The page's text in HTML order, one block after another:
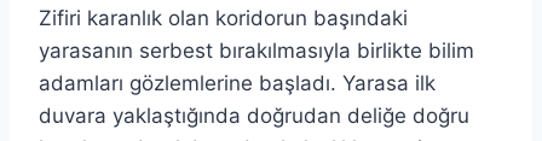
Zifiri karanlık olan koridorun başındaki
yarasanın serbest bırakılmasıyla birlikte bilim
adamları gözlemlerine başladı. Yarasa ilk
duvara yaklaştığında doğrudan deliğe doğru